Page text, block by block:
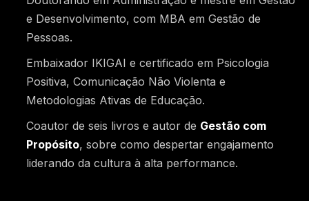
inimaginável